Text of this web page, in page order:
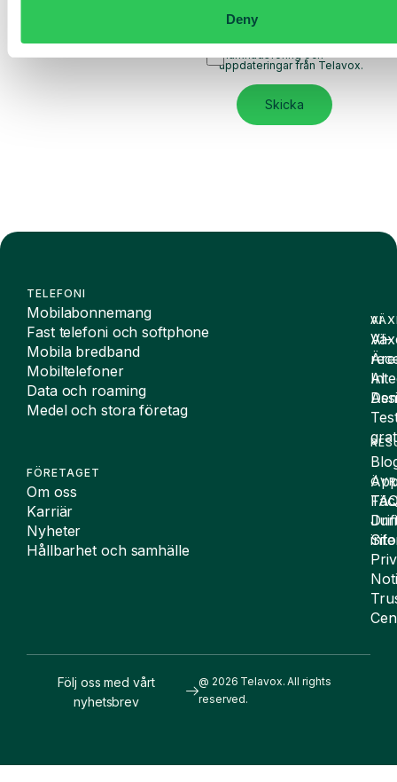
Deny
dess villkor.
Jag godkänner att ta emot
marknadsföring och
uppdateringar från Telavox.
Skicka
TELEFONI
Mobilabonnemang
Fast telefoni och softphone
Mobila bredband
Mobiltelefoner
Data och roaming
Medel och stora företag
FÖRETAGET
Om oss
Karriär
Nyheter
Hållbarhet och samhälle
AI
AI-
AI
@ 2026 Telavox. All rights
reserved.
Följ oss med vårt
nyhetsbrev